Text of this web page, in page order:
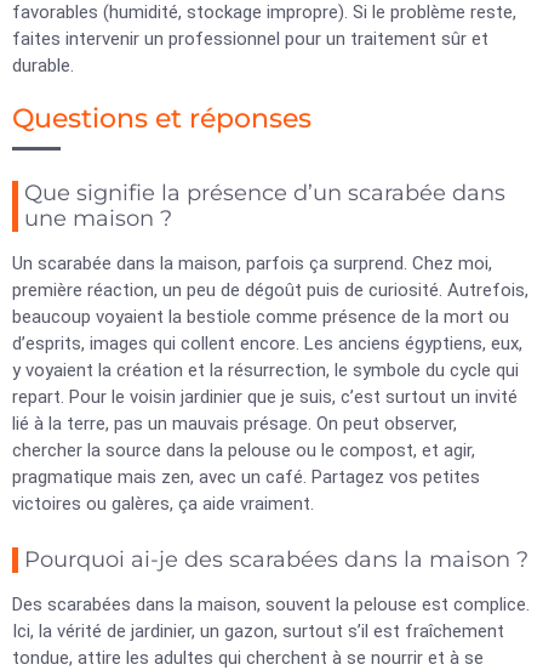
favorables (humidité, stockage impropre). Si le problème reste,
faites intervenir un professionnel pour un traitement sûr et
durable.
Questions et réponses
Que signifie la présence d’un scarabée dans
une maison ?
Un scarabée dans la maison, parfois ça surprend. Chez moi,
première réaction, un peu de dégoût puis de curiosité. Autrefois,
beaucoup voyaient la bestiole comme présence de la mort ou
d’esprits, images qui collent encore. Les anciens égyptiens, eux,
y voyaient la création et la résurrection, le symbole du cycle qui
repart. Pour le voisin jardinier que je suis, c’est surtout un invité
lié à la terre, pas un mauvais présage. On peut observer,
chercher la source dans la pelouse ou le compost, et agir,
pragmatique mais zen, avec un café. Partagez vos petites
victoires ou galères, ça aide vraiment.
Pourquoi ai-je des scarabées dans la maison ?
Des scarabées dans la maison, souvent la pelouse est complice.
Ici, la vérité de jardinier, un gazon, surtout s’il est fraîchement
tondue, attire les adultes qui cherchent à se nourrir et à se